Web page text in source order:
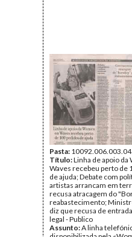
Pasta:
Título:Linha de apoio da
Waves recebeu perto de
de ajuda; Debate com
artistas arrancam em
recusa atracagem do
reabastecimento;
diz que recusa de
legal - Publico
Assunto:A linha